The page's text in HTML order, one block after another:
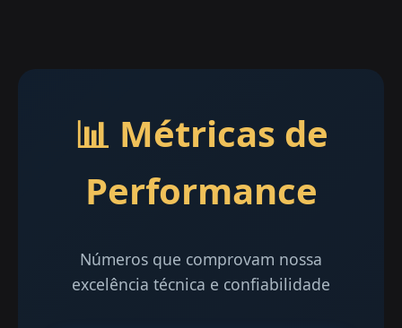
📊 Métricas de
Performance
Números que comprovam nossa
excelência técnica e confiabilidade